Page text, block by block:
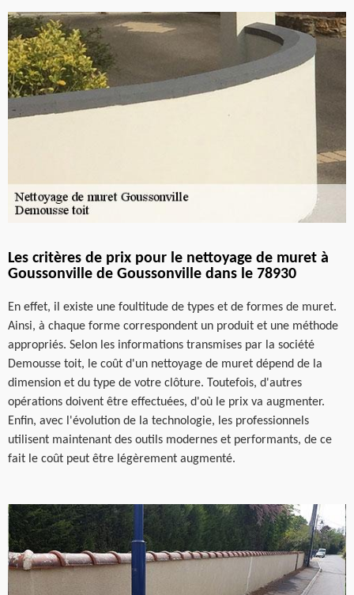
Les critères de prix pour le nettoyage de muret à
Goussonville de Goussonville dans le 78930
En effet, il existe une foultitude de types et de formes de muret.
Ainsi, à chaque forme correspondent un produit et une méthode
appropriés. Selon les informations transmises par la société
Demousse toit, le coût d'un nettoyage de muret dépend de la
dimension et du type de votre clôture. Toutefois, d'autres
opérations doivent être effectuées, d'où le prix va augmenter.
Enfin, avec l'évolution de la technologie, les professionnels
utilisent maintenant des outils modernes et performants, de ce
fait le coût peut être légèrement augmenté.